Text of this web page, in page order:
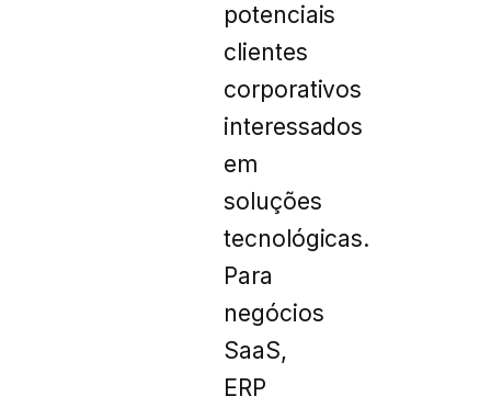
potenciais
clientes
corporativos
interessados
em
soluções
tecnológicas.
Para
negócios
SaaS,
ERP